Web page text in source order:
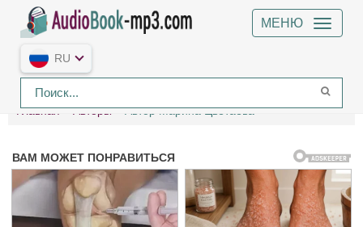
МЕНЮ
RU
Главная Авторы Автор Марина Цветаева